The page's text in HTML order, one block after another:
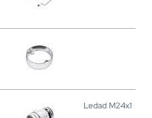
Ledad M24x1